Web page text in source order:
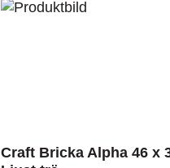
Craft Bricka Alpha 46 x